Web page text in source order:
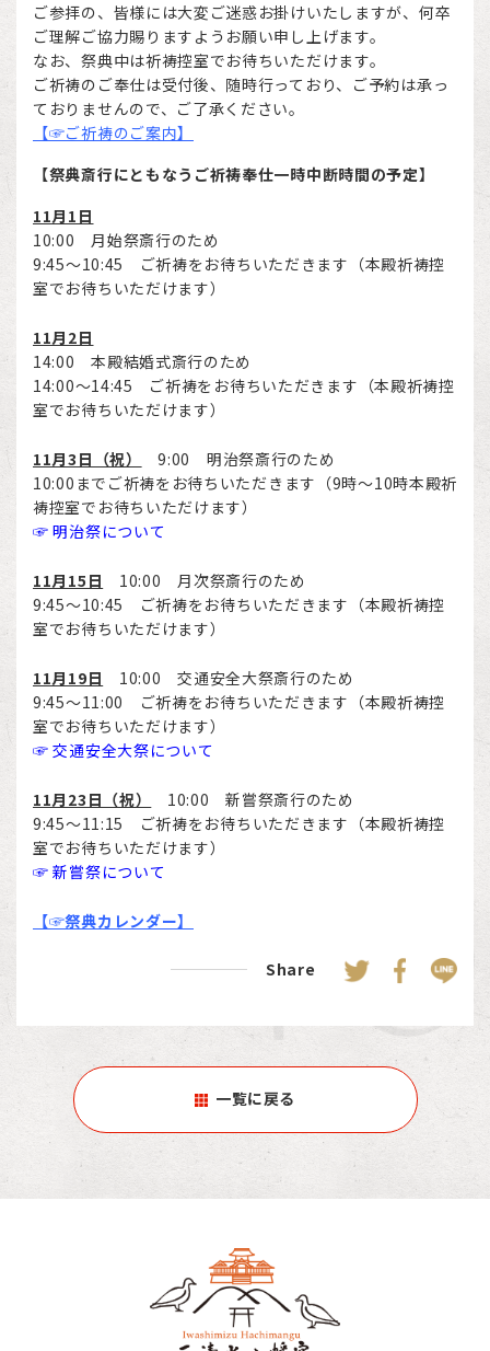
ご参拝の、皆様には大変ご迷惑お掛けいたしますが、何卒
ご理解ご協力賜りますようお願い申し上げます。
なお、祭典中は祈祷控室でお待ちいただけます。
ご祈祷のご奉仕は受付後、随時行っており、ご予約は承っ
ておりませんので、ご了承ください。
【☞ご祈祷のご案内】
【祭典斎行にともなうご祈祷奉仕一時中断時間の予定】
11月1日
10:00 月始祭斎行のため
9:45～10:45 ご祈祷をお待ちいただきます（本殿祈祷控
室でお待ちいただけます）
11月2日
14:00 本殿結婚式斎行のため
14:00～14:45 ご祈祷をお待ちいただきます（本殿祈祷控
室でお待ちいただけます）
11月3日（祝）
9:00 明治祭斎行のため
10:00までご祈祷をお待ちいただきます（9時～10時本殿祈
祷控室でお待ちいただけます）
☞ 明治祭について
11月15日
10:00 月次祭斎行のため
9:45～10:45 ご祈祷をお待ちいただきます（本殿祈祷控
室でお待ちいただけます）
11月19日
10:00 交通安全大祭斎行のため
9:45～11:00 ご祈祷をお待ちいただきます（本殿祈祷控
室でお待ちいただけます）
☞ 交通安全大祭について
11月23日（祝）
10:00 新嘗祭斎行のため
9:45～11:15 ご祈祷をお待ちいただきます（本殿祈祷控
室でお待ちいただけます）
☞ 新嘗祭について
【☞祭典カレンダー】
Share
一覧に戻る